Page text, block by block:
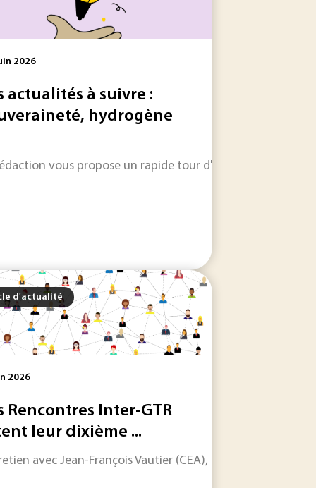
entreprises, l’enjeu n’est plus seulement de...
les informations qui feront l'actualité industrielle dans
2026
actualités à suivre :
hydrogène
vous propose un rapide tour d'horizon sur les
dans les jours et les semaines à venir.
entre dans une phase paradoxale. Le cadre se précise
d'actualité
2026
Rencontres Inter-GTR
leur dixième ...
avec Jean-François Vautier (CEA), organisateur des